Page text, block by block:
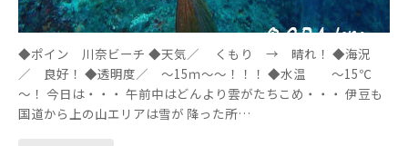
◆ポイン 川奈ビーチ ◆天気／ くもり → 晴れ！ ◆海況
／ 良好！ ◆透明度／ ～15ｍ～～！！！ ◆水温 ～15℃
～！ 今日は・・・ 午前中はどんより雲がたちこめ・・・ 伊豆も
国道から上の山エリアは雪が 降った所…